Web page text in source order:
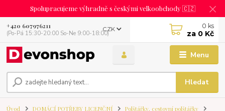
Spolupracujeme výhradně s českými velkoobchody 🇨🇿
Menu
CZK
Hledat
+420 607976211
(Po-Pá 15:30-20:00 So-Ne 9:00-18:00)
0 ks
za 0 Kč
Úvod DOMÁCÍ POTŘEBY LICENČNÍ
Polštářky, cestovní polštářky